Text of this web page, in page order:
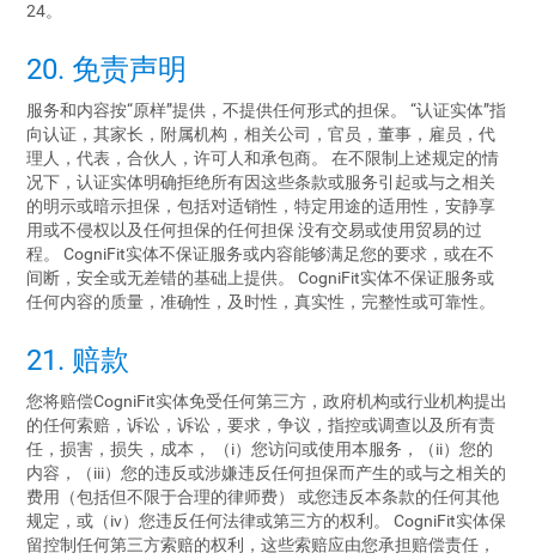
24。
20. 免责声明
服务和内容按“原样”提供，不提供任何形式的担保。 “认证实体”指
向认证，其家长，附属机构，相关公司，官员，董事，雇员，代
理人，代表，合伙人，许可人和承包商。 在不限制上述规定的情
况下，认证实体明确拒绝所有因这些条款或服务引起或与之相关
的明示或暗示担保，包括对适销性，特定用途的适用性，安静享
用或不侵权以及任何担保的任何担保 没有交易或使用贸易的过
程。 CogniFit实体不保证服务或内容能够满足您的要求，或在不
间断，安全或无差错的基础上提供。 CogniFit实体不保证服务或
任何内容的质量，准确性，及时性，真实性，完整性或可靠性。
21. 赔款
您将赔偿CogniFit实体免受任何第三方，政府机构或行业机构提出
的任何索赔，诉讼，诉讼，要求，争议，指控或调查以及所有责
任，损害，损失，成本， （i）您访问或使用本服务，（ii）您的
内容，（iii）您的违反或涉嫌违反任何担保而产生的或与之相关的
费用（包括但不限于合理的律师费） 或您违反本条款的任何其他
规定，或（iv）您违反任何法律或第三方的权利。 CogniFit实体保
留控制任何第三方索赔的权利，这些索赔应由您承担赔偿责任，